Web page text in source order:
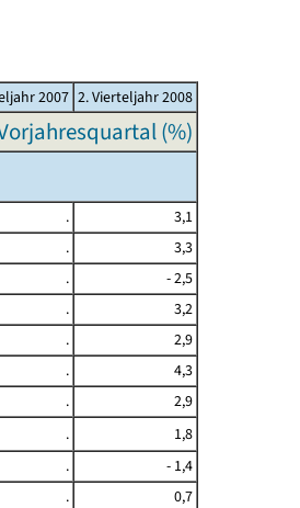
2007 2. Vierteljahr 2008
(%)
.
3,1
.
3,3
.
- 2,5
.
3,2
.
2,9
.
4,3
.
2,9
.
1,8
.
- 1,4
.
0,7